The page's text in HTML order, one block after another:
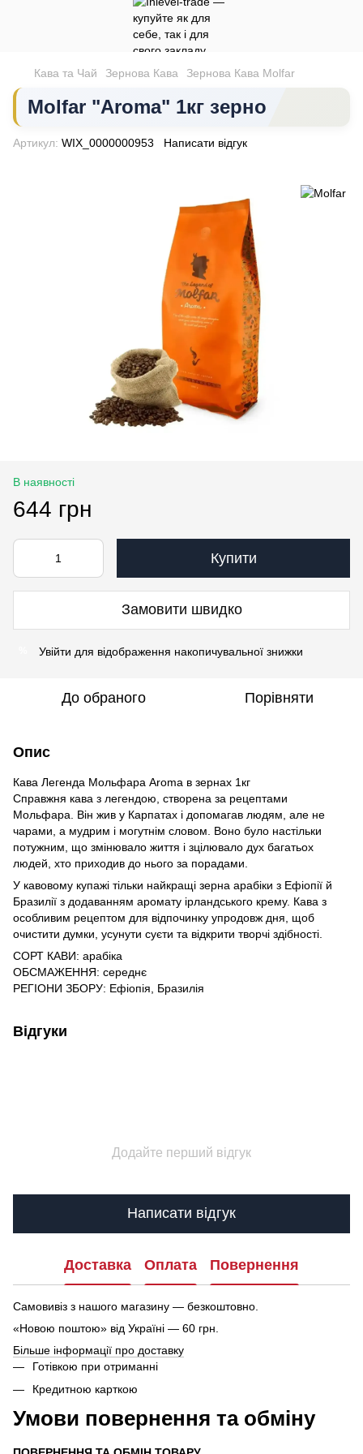
Кава та Чай Зернова Кава Зернова Кава Molfar
Molfar "Aroma" 1кг зерно
Артикул: WIX_0000000953 Написати відгук
В наявності
644 грн
Купити
Замовити швидко
Увійти для відображення накопичувальної знижки
До обраного Порівняти
Опис
Кава Легенда Мольфара Aroma в зернах 1кг
Справжня кава з легендою, створена за рецептами
Мольфара. Він жив у Карпатах і допомагав людям, але не
чарами, а мудрим і могутнім словом. Воно було настільки
потужним, що змінювало життя і зцілювало дух багатьох
людей, хто приходив до нього за порадами.
У кавовому купажі тільки найкращі зерна арабіки з Ефіопії й
Бразилії з додаванням аромату ірландського крему. Кава з
особливим рецептом для відпочинку упродовж дня, щоб
очистити думки, усунути суєти та відкрити творчі здібності.
СОРТ КАВИ: арабіка
ОБСМАЖЕННЯ: середнє
РЕГІОНИ ЗБОРУ: Ефіопія, Бразилія
Відгуки
Додайте перший відгук
Написати відгук
Доставка Оплата Повернення
Самовивіз з нашого магазину — безкоштовно.
«Новою поштою» від Україні — 60 грн.
Більше інформації про доставку
Готівкою при отриманні
Кредитною карткою
Умови повернення та обміну